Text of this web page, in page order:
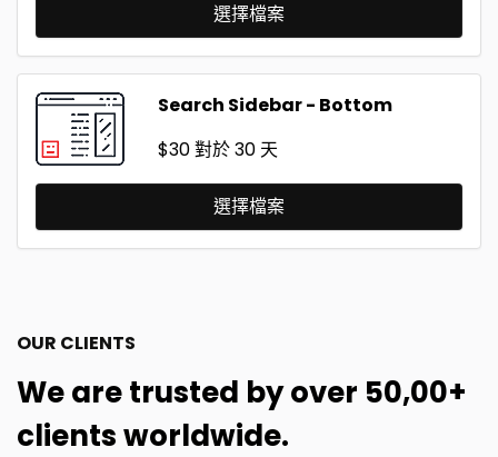
選擇檔案
Search Sidebar - Bottom
$30對於 30 天
選擇檔案
OUR CLIENTS
We are trusted by over 50,00+
clients worldwide.